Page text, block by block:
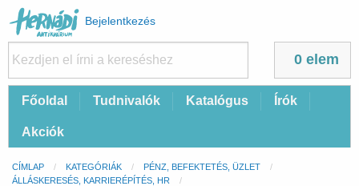
Felhasználói
fiók
menüje
Bejelentkezés
0 elem
FőFőoldal Tudnivalók Katalógus Írók
Akciók
Morzsa
CÍMLAP KATEGÓRIÁK
PÉNZ, BEFEKTETÉS, ÜZLET
ÁLLÁSKERESÉS, KARRIERÉPÍTÉS, HR